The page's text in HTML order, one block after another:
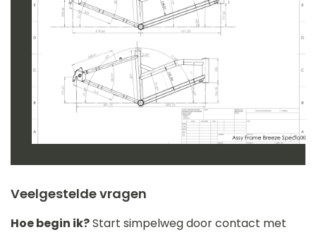
Veelgestelde vragen
Hoe begin ik?Start simpelweg door contact met